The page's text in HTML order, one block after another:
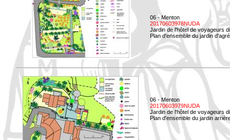
06 - Menton
20170603978NUDA
Jardin de l'hôtel de voyageurs
Plan d'ensemble du jardin
06 - Menton
20170603979NUDA
Jardin de l'hôtel de voyageurs
Plan d'ensemble du jardin